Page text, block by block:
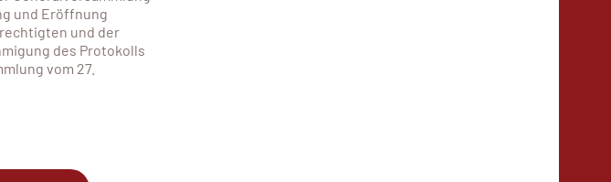
und Eröffnung
und der
des Protokolls
vom 27.